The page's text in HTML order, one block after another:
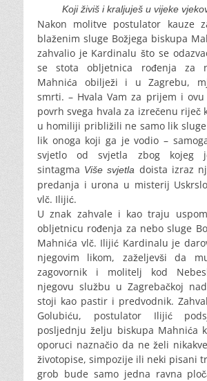
Koji živiš i kraljuješ u vijeke
Nakon molitve postulator kauze
blaženim sluge Božjega biskupa
zahvalio je Kardinalu što se
se stota obljetnica rođenja za
Mahnića obilježi i u Zagrebu,
smrti. – Hvala Vam za prijem i ovu
povrh svega hvala za izrečenu riječ
u homiliji približili ne samo lik sluge
lik onoga koji ga je vodio –
svjetlo od svjetla zbog kojeg
sintagma Više svjetla doista izraz
predanja i urona u misterij
vlč. Ilijić.
U znak zahvale i kao traju
obljetnicu rođenja za nebo sluge
Mahnića vlč. Ilijić Kardinalu je
njegovim likom, zaželjevši da
zagovornik i molitelj kod
njegovu službu u Zagrebačkoj
stoji kao pastir i predvodnik.
Golubiću, postulator Ilijić
posljednju želju biskupa Mahnića
oporuci naznačio da ne želi
životopise, simpozije ili neki pisani
grob bude samo jedna ravna